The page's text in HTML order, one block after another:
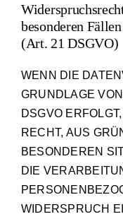
besonderen
(Art. 21 DSGVO)
WENN DIE
GRUNDLAGE
DSGVO
RECHT, AUS
BESONDEREN
DIE
WIDERSPRUCH